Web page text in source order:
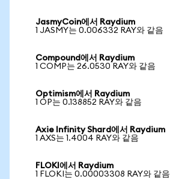
JasmyCoin에서 Raydium
1 JASMY는 0.006332 RAY와 같음
Compound에서 Raydium
1 COMP는 26.0530 RAY와 같음
Optimism에서 Raydium
1 OP는 0.138852 RAY와 같음
Axie Infinity Shard에서 Raydium
1 AXS는 1.4004 RAY와 같음
FLOKI에서 Raydium
1 FLOKI는 0.00003308 RAY와 같음